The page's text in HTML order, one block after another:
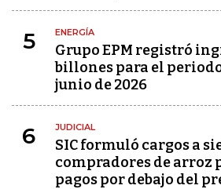
5 ENERGÍA
Grupo EPM registró
billones para el
junio de 2026
6 JUDICIAL
SIC formuló cargos a
compradores de arroz
pagos por debajo del